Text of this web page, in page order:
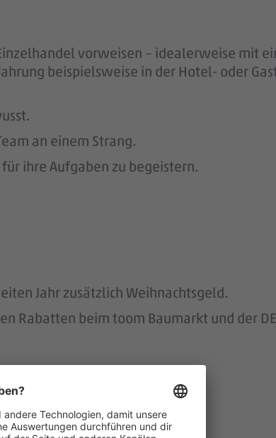
vorweisen – idealerweise mit
beispielsweise in der Hotel- oder
an einem Strang.
ihre Aufgaben zu begeistern.
Jahr zusätzlich Weihnachtsgeld.
Rabatten beim toom Baumarkt und der
Rente im Alter.